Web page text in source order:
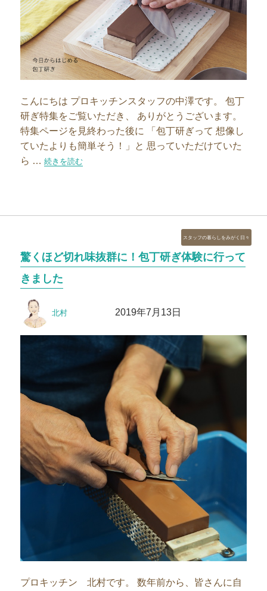
こんにちは プロキッチンスタッフの中澤です。 包丁
研ぎ特集をご覧いただき、 ありがとうございます。
特集ページを見終わった後に 「包丁研ぎって 想像し
ていたよりも簡単そう！」と 思っていただけていた
ら …“わたしがお答えします！包丁研ぎQ&A”の
続きを読む
驚くほど切れ味抜群に！包丁研ぎ体験に行って
きました
稿
北村 2019年7月13日
カ
テ
ゴ
スタッフの暮らしをみがく日々
プロキッチン 北村です。 数年前から、皆さんに自